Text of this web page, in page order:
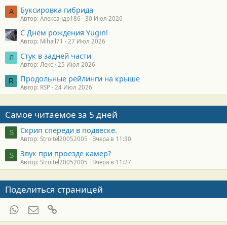
А Буксировка гибрида
Автор: Александр186 30 Июл 2026
С Днём рождения Yugin!
Автор: Mihail71 27 Июл 2026
Л Стук в задней части
Автор: Лекс 25 Июл 2026
R Продольные рейлинги на крыше
Автор: RSP 24 Июл 2026
Самое читаемое за 5 дней
S Скрип спереди в подвеске.
Автор: Stroitel20052005 Вчера в 11:30
S Звук при проезде камер?
Автор: Stroitel20052005 Вчера в 11:27
Поделиться страницей
WhatsAppЭлектронная почта